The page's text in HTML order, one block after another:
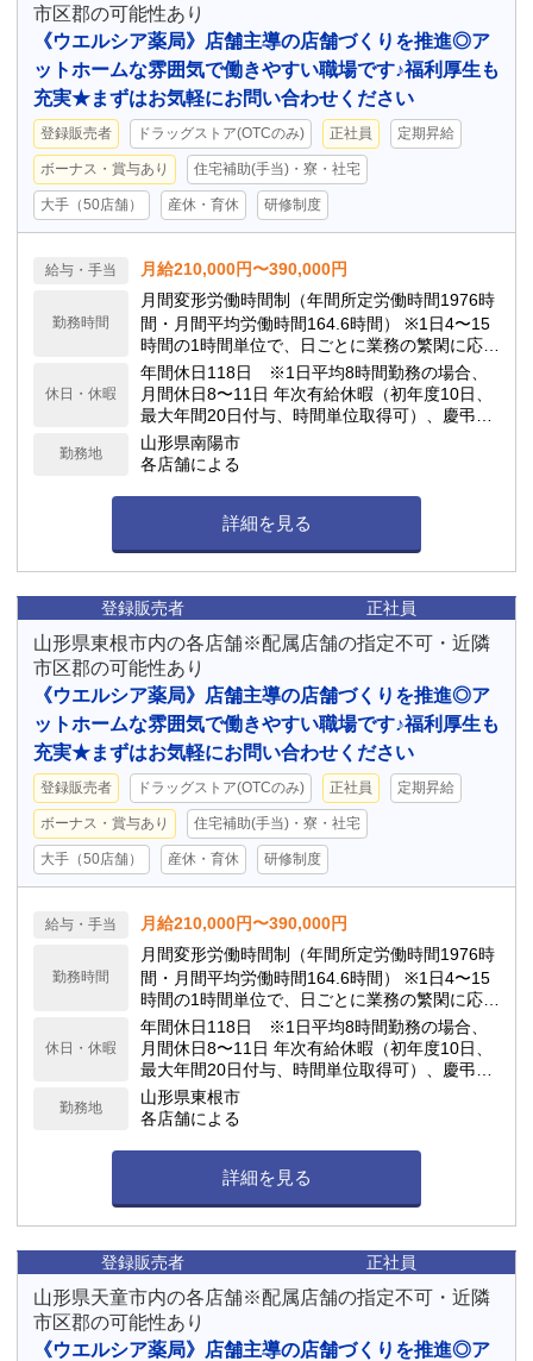
市区郡の可能性あり
《ウエルシア薬局》店舗主導の店舗づくりを推進◎ア
ットホームな雰囲気で働きやすい職場です♪福利厚生も
充実★まずはお気軽にお問い合わせください
登録販売者 ドラッグストア(OTCのみ) 正社員 定期昇給
ボーナス・賞与あり 住宅補助(手当)・寮・社宅
大手（50店舗） 産休・育休 研修制度
給与・手当 月給210,000円〜390,000円
勤務時間
月間変形労働時間制（年間所定労働時間1976時
間・月間平均労働時間164.6時間） ※1日4〜15
時間の1時間単位で、日ごとに業務の繁閑に応じ
て勤務時間を設定します。
休日・休暇
年間休日118日 ※1日平均8時間勤務の場合、
月間休日8〜11日 年次有給休暇（初年度10日、
最大年間20日付与、時間単位取得可）、慶弔休
暇、子の看護休暇、介護休暇 他
勤務地
山形県南陽市
各店舗による
詳細を見る
登録販売者 正社員
山形県東根市内の各店舗※配属店舗の指定不可・近隣
市区郡の可能性あり
《ウエルシア薬局》店舗主導の店舗づくりを推進◎ア
ットホームな雰囲気で働きやすい職場です♪福利厚生も
充実★まずはお気軽にお問い合わせください
登録販売者 ドラッグストア(OTCのみ) 正社員 定期昇給
ボーナス・賞与あり 住宅補助(手当)・寮・社宅
大手（50店舗） 産休・育休 研修制度
給与・手当 月給210,000円〜390,000円
勤務時間
月間変形労働時間制（年間所定労働時間1976時
間・月間平均労働時間164.6時間） ※1日4〜15
時間の1時間単位で、日ごとに業務の繁閑に応じ
て勤務時間を設定します。
休日・休暇
年間休日118日 ※1日平均8時間勤務の場合、
月間休日8〜11日 年次有給休暇（初年度10日、
最大年間20日付与、時間単位取得可）、慶弔休
暇、子の看護休暇、介護休暇 他
勤務地
山形県東根市
各店舗による
詳細を見る
登録販売者 正社員
山形県天童市内の各店舗※配属店舗の指定不可・近隣
市区郡の可能性あり
《ウエルシア薬局》店舗主導の店舗づくりを推進◎ア